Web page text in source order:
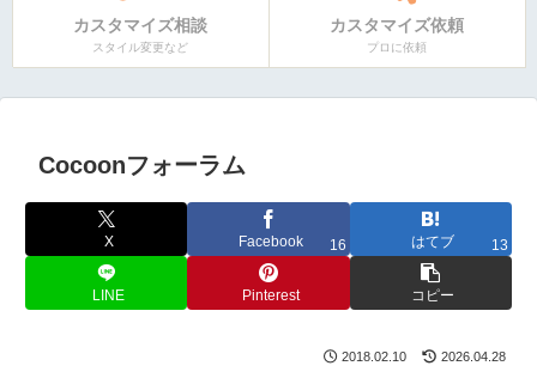
カスタマイズ相談
スタイル変更など
カスタマイズ依頼
プロに依頼
Cocoonフォーラム
X Facebook 16 はてブ 13
LINE Pinterest コピー
2018.02.10 2026.04.28